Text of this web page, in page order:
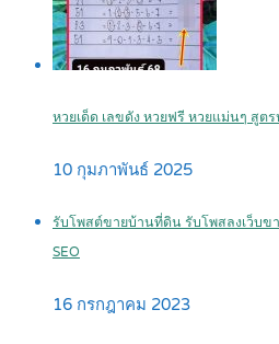
หวยเด็ด เลขดัง หวยฟรี หวยแม่นๆ สู
10 กุมภาพันธ์ 2025
รับโพสต์ขายบ้านที่ดิน รับโพสลงเว็บข
SEO
16 กรกฎาคม 2023